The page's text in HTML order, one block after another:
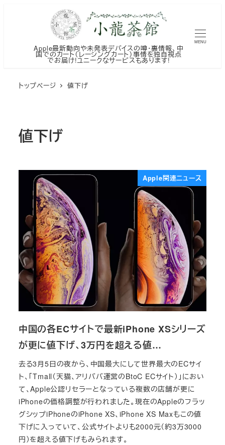
Apple最新動向や未発表デバイスの噂・裏情報、中
国でのカート（レーシングカート）事情を独自視点
でお届け!ユニークなサービスもあります!
MENU
トップページ 値下げ
値下げ
Apple関連ニュース
中国の各ECサイトで最新iPhone XSシリーズ
が更に値下げ、3万円を超える値…
去る3月5日の夜から、中国最大にして世界最大のECサイ
ト、「Tmall（天猫、アリババ運営のBtoC ECサイト）」におい
て、Apple公認リセラーとなっている複数の店舗が更に
iPhoneの価格調整が行われました。現在のAppleのフラッ
グシップiPhoneのiPhone XS、iPhone XS Maxもこの値
下げに入っていて、公式サイトよりも2000元（約3万3000
円）を超える値下げもみられます。